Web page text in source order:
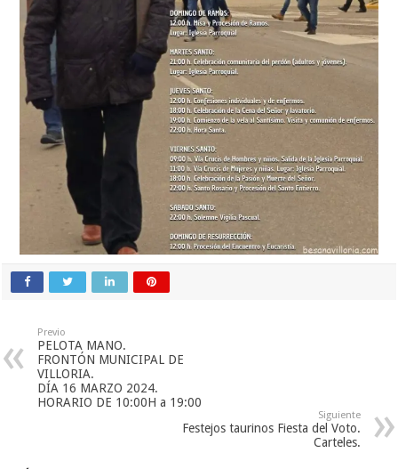
Previo
PELOTA MANO.
FRONTÓN MUNICIPAL DE
VILLORIA.
DÍA 16 MARZO 2024.
HORARIO DE 10:00H a 19:00
Siguiente
Festejos taurinos Fiesta del Voto.
Carteles.